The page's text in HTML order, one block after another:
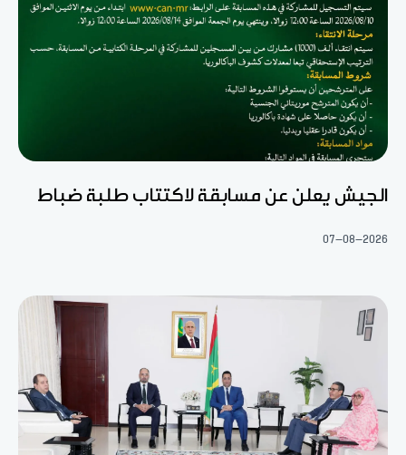
الجيش يعلن عن مسابقة لاكتتاب طلبة ضباط
07-08-2026